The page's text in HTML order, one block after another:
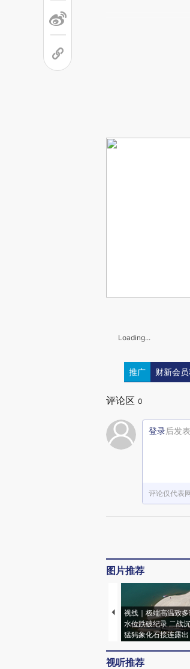
Loading...
推广 财新会
评论区 0
登录后发
评论仅代表
图片推荐
视线｜极端高温致
水位跌破纪录 二战
猛犸象化石接连露出
视听推荐